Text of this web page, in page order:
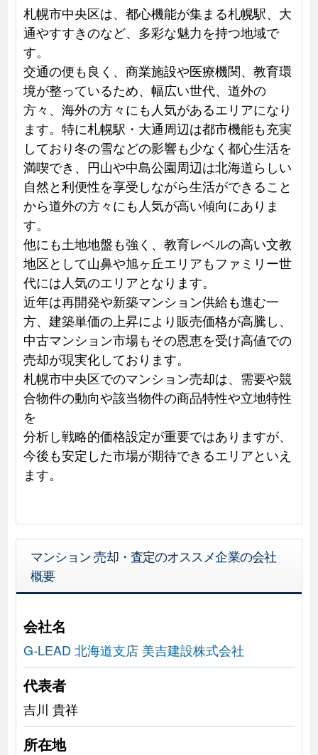
札幌市中央区は、都心機能が集まる札幌駅、大
通やすすきのなど、多彩な魅力を持つ地域で
す。
交通の便も良く、商業施設や医療機関、教育環
境が整っているため、幅広い世代、道外の
方々、海外の方々にも人気があるエリアになり
ます。特に札幌駅・大通周辺は都市機能も充実
しており冬の雪などの影響も少なく都心生活を
満喫でき、円山や中島公園周辺は北海道らしい
自然と利便性を享受しながら生活ができること
から道外の方々にも人気が高い傾向にありま
す。
他にも土地地盤も強く、教育レベルの高い文教
地区として山鼻や旭ヶ丘エリアもファミリー世
代には人気のエリアとなります。
近年は再開発や新築マンション供給も進む一
方、建築単価の上昇により販売価格が高騰し、
中古マンション市場もその恩恵を受け高値での
売却が現実化しております。
札幌市中央区でのマンション売却は、需要や競
合物件の動向や該当物件の商品特性や立地特性
を
分析し戦略的価格設定が重要ではありますが、
今後も安定した市場が期待できるエリアといえ
ます。
マンション 売却・査定のオススメ企業の会社
概要
会社名
G-LEAD 北海道支店 美吉建設株式会社
代表者
吉川 貴祥
所在地